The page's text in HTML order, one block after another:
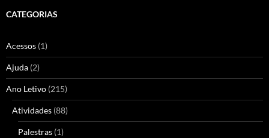
CATEGORIAS
Acessos (1)
Ajuda (2)
Ano Letivo (215)
Atividades (88)
Palestras (1)